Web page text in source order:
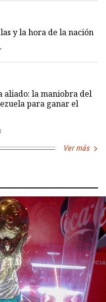
y la hora de la nación
aliado: la maniobra del
para ganar el
Ver más